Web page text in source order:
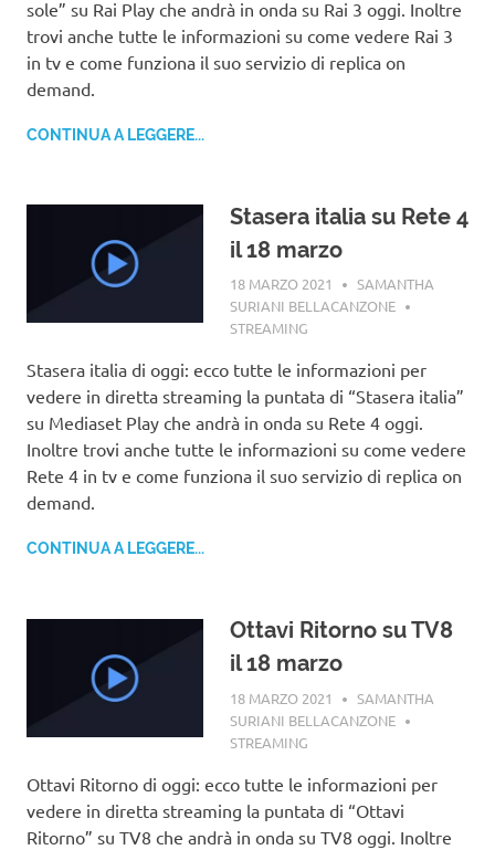
sole” su Rai Play che andrà in onda su Rai 3 oggi. Inoltre
trovi anche tutte le informazioni su come vedere Rai 3
in tv e come funziona il suo servizio di replica on
demand.
CONTINUA A LEGGERE...
Stasera italia su Rete 4
il 18 marzo
18 MARZO 2021
SAMANTHA
SURIANI BELLACANZONE
STREAMING
Stasera italia di oggi: ecco tutte le informazioni per
vedere in diretta streaming la puntata di “Stasera italia”
su Mediaset Play che andrà in onda su Rete 4 oggi.
Inoltre trovi anche tutte le informazioni su come vedere
Rete 4 in tv e come funziona il suo servizio di replica on
demand.
CONTINUA A LEGGERE...
Ottavi Ritorno su TV8
il 18 marzo
18 MARZO 2021
SAMANTHA
SURIANI BELLACANZONE
STREAMING
Ottavi Ritorno di oggi: ecco tutte le informazioni per
vedere in diretta streaming la puntata di “Ottavi
Ritorno” su TV8 che andrà in onda su TV8 oggi. Inoltre